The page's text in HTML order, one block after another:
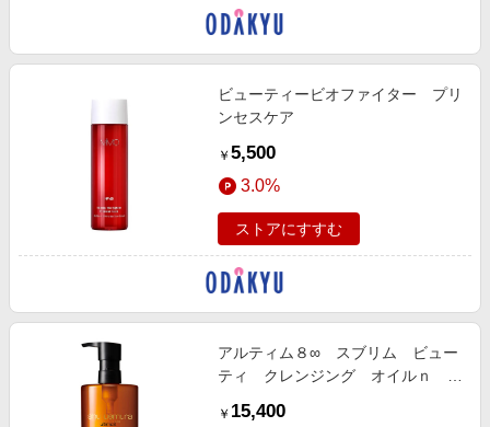
ビューティービオファイター プリ
ンセスケア
￥ 5,500
3.0%
ストアにすすむ
アルティム８∞ スブリム ビュー
ティ クレンジング オイルｎ ４
￥ 15,400